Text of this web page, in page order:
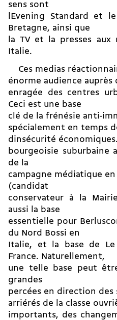
sens sont
lEvening Standard et
Bretagne, ainsi que
la TV et la presses aux
Italie.
 Ces medias
énorme audience
enragée des centres
Ceci est une base
clé de la frénésie anti-
spécialement en temps
dinsécurité
bourgeoisie suburbaine
de la
campagne médiatique
(candidat
conservateur à la
aussi la base
essentielle pour
du Nord Bossi en
Italie, et la base de
France. Naturellement,
une telle base peut
grandes
percées en direction des
arriérés de la classe
importants, des